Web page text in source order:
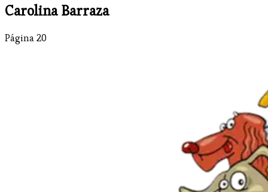
Carolina Barraza
Página 20